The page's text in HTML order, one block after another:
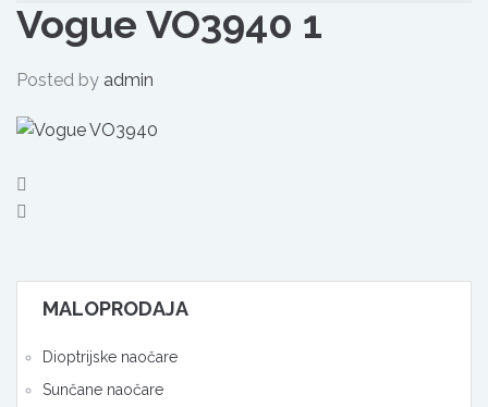
VO3940
Vogue VO3940 1
Posted by admin
MALOPRODAJA
Dioptrijske naočare
Sunčane naočare